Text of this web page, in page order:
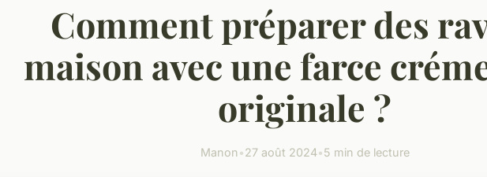
Comment préparer des
maison avec une farce
originale ?
Manon•27 août 2024•5 min de lecture